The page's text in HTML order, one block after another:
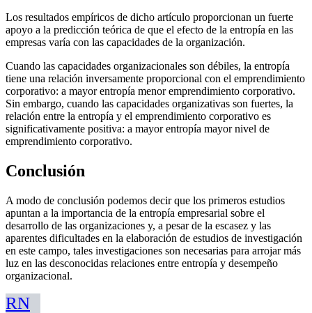
Los resultados empíricos de dicho artículo proporcionan un fuerte
apoyo a la predicción teórica de que el efecto de la entropía en las
empresas varía con las capacidades de la organización.
Cuando las capacidades organizacionales son débiles, la entropía
tiene una relación inversamente proporcional con el emprendimiento
corporativo: a mayor entropía menor emprendimiento corporativo.
Sin embargo, cuando las capacidades organizativas son fuertes, la
relación entre la entropía y el emprendimiento corporativo es
significativamente positiva: a mayor entropía mayor nivel de
emprendimiento corporativo.
Conclusión
A modo de conclusión podemos decir que los primeros estudios
apuntan a la importancia de la entropía empresarial sobre el
desarrollo de las organizaciones y, a pesar de la escasez y las
aparentes dificultades en la elaboración de estudios de investigación
en este campo, tales investigaciones son necesarias para arrojar más
luz en las desconocidas relaciones entre entropía y desempeño
organizacional.
RN